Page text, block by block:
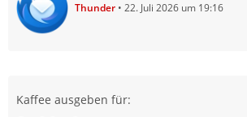
Thunder 22. Juli 2026 um 19:16
Kaffee ausgeben für: